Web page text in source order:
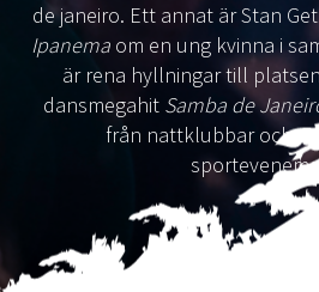
de janeiro. Ett annat är Stan
Ipanema om en ung kvinna i
är rena hyllningar till
dansmegahit Samba de
från nattklubbar och